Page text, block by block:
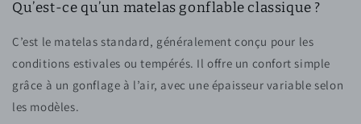
Qu’est-ce qu’un matelas gonflable classique ?
C’est le matelas standard, généralement conçu pour les
conditions estivales ou tempérés. Il offre un confort simple
grâce à un gonflage à l’air, avec une épaisseur variable selon
les modèles.